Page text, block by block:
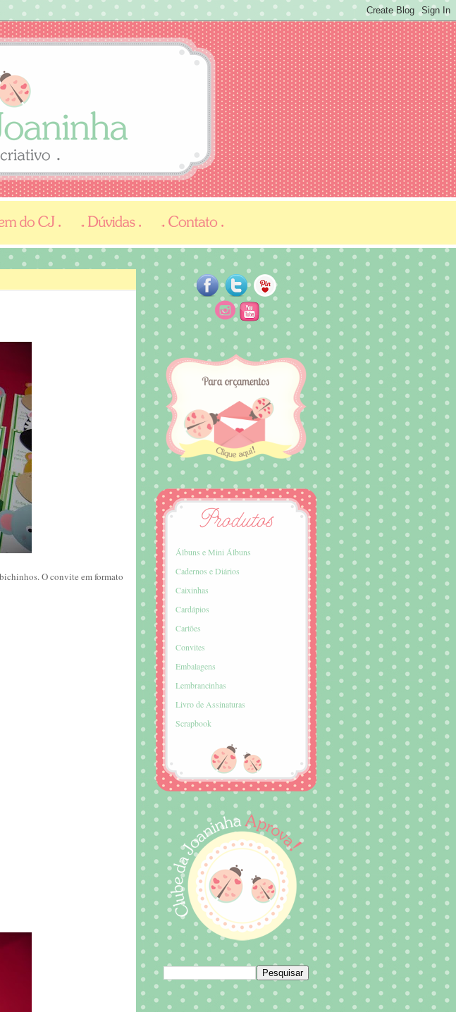
O convite em formato
Álbuns e Mini Álbuns
Cadernos e Diários
Caixinhas
Cardápios
Cartões
Convites
Embalagens
Lembrancinhas
Livro de Assinaturas
Scrapbook